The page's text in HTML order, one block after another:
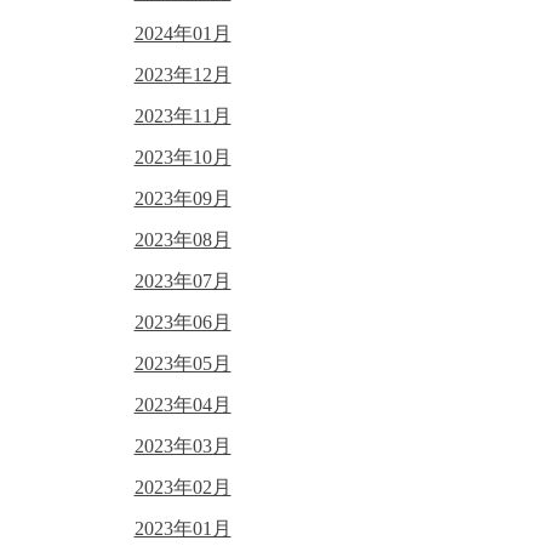
2024年01月
2023年12月
2023年11月
2023年10月
2023年09月
2023年08月
2023年07月
2023年06月
2023年05月
2023年04月
2023年03月
2023年02月
2023年01月